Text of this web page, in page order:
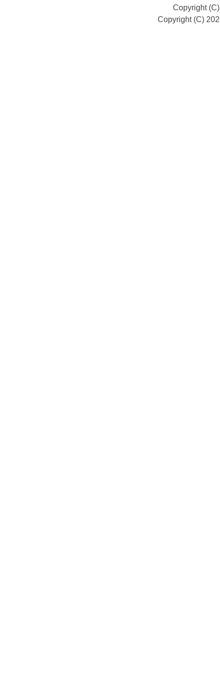
Copyright
Copyright (C)